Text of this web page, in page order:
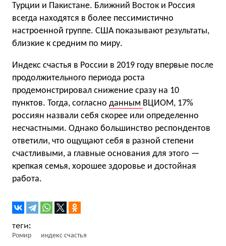
Турции и Пакистане. Ближний Восток и Россия
всегда находятся в более пессимистично
настроенной группе. США показывают результаты,
близкие к средним по миру.
Индекс счастья в России в 2019 году впервые после
продолжительного периода роста
продемонстрировал снижение сразу на 10
пунктов. Тогда, согласно данным ВЦИОМ, 17%
россиян назвали себя скорее или определенно
несчастными. Однако большинство респондентов
ответили, что ощущают себя в разной степени
счастливыми, а главные основания для этого —
крепкая семья, хорошее здоровье и достойная
работа.
Ромир индекс счастья